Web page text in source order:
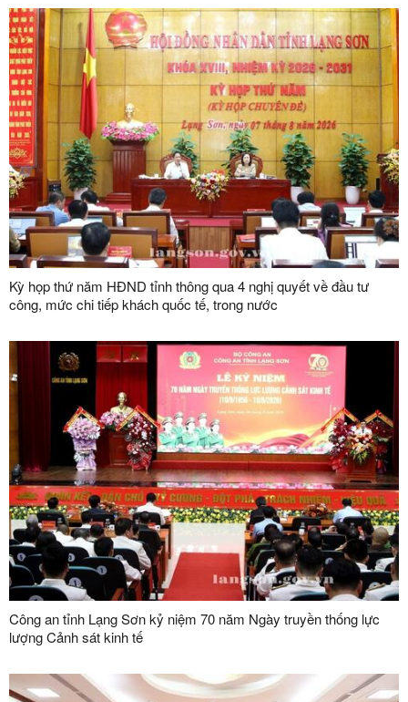
Kỳ họp thứ năm HĐND tỉnh thông qua 4 nghị quyết về đầu tư
công, mức chi tiếp khách quốc tế, trong nước
Công an tỉnh Lạng Sơn kỷ niệm 70 năm Ngày truyền thống lực
lượng Cảnh sát kinh tế